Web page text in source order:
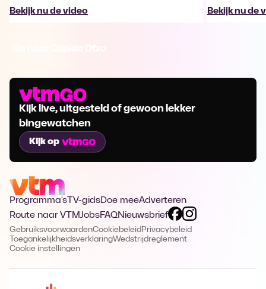
Bekijk nu de video Bekijk nu de
Kijk live, uitgesteld of gewoon lekker
bingewatchen
Kijk op
Programma's TV-gidsDoe meeAdverteren
Route naar VTMJobsFAQNieuwsbrief
GebruiksvoorwaardenCookiebeleid Privacybeleid
ToegankelijkheidsverklaringWedstrijdreglement
Cookie instellingen